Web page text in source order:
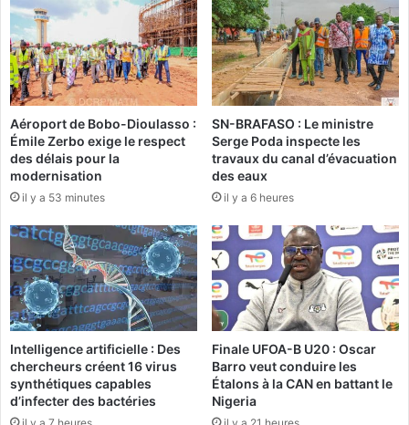
s
r
e
s
d
u
2
5
j
u
l
l
e
t
2
0
1
9
A
f
r
i
q
u
e
d
e
V
o
i
n
a
m
v
i
e
t
v
Aéroport de Bobo-Dioulasso :
Émile Zerbo exige le respect
des délais pour la
modernisation
il y a 53 minutes
SN-BRAFASO : Le ministre
Serge Poda inspecte les
travaux du canal d’évacuation
des eaux
il y a 6 heures
Intelligence artificielle : Des
chercheurs créent 16 virus
synthétiques capables
d’infecter des bactéries
Finale UFOA-B U20 : Oscar
Barro veut conduire les
Étalons à la CAN en battant le
Nigeria